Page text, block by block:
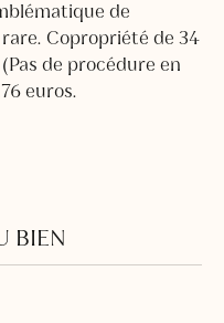
de
Copropriété de 34
de procédure en
euros.
BIEN